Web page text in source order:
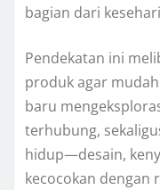
bagian dari
Pendekatan ini
produk agar
baru
terhubung,
hidup—desain,
kecocokan